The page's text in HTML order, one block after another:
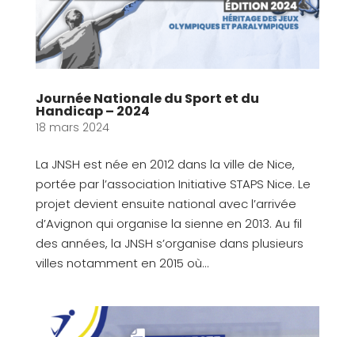
Journée Nationale du Sport et du
Handicap – 2024
18 mars 2024
La JNSH est née en 2012 dans la ville de Nice,
portée par l’association Initiative STAPS Nice. Le
projet devient ensuite national avec l’arrivée
d’Avignon qui organise la sienne en 2013. Au fil
des années, la JNSH s’organise dans plusieurs
villes notamment en 2015 où...